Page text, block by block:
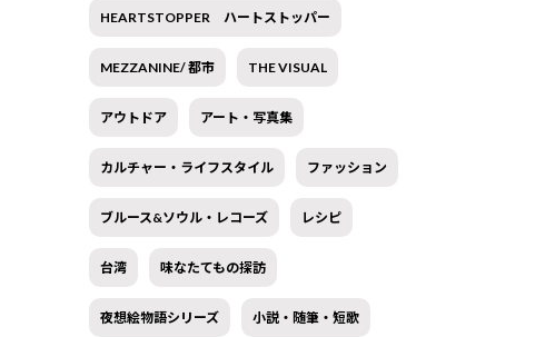
HEARTSTOPPER ハートストッパー
MEZZANINE/ 都市 THE VISUAL
アウトドア アート・写真集
カルチャー・ライフスタイル ファッション
ブルース&ソウル・レコーズ レシピ
台湾 味なたてもの探訪
夜想絵物語シリーズ 小説・随筆・短歌